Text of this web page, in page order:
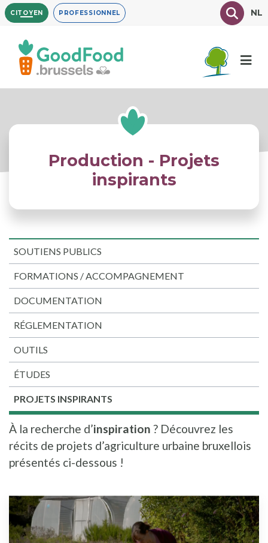
Aller
au
contenu
principal
CITOYEN PROFESSIONNEL TexteNL
Production - Projets
inspirants
À la recherche d’inspiration ? Découvrez les
récits de projets d’agriculture urbaine bruxellois
présentés ci-dessous !
SOUTIENS PUBLICS
FORMATIONS / ACCOMPAGNEMENT
DOCUMENTATION
RÉGLEMENTATION
OUTILS
ÉTUDES
PROJETS INSPIRANTS